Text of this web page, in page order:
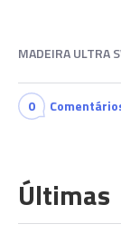
MADEIRA ULTRA
0
Últimas